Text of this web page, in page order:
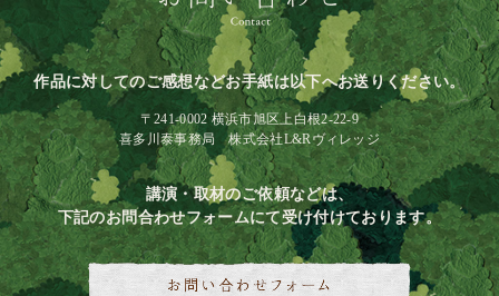
作品に対してのご感想などお手紙は以下へお送りください。
〒241-0002 横浜市旭区上白根2-22-9
喜多川泰事務局 株式会社L&Rヴィレッジ
講演・取材のご依頼などは、
下記のお問合わせフォームにて受け付けております。